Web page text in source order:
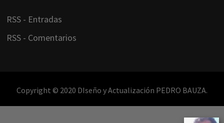
RSS - Entradas
RSS - Comentarios
Copyright © 2020 DIseño y Actualización PEDRO BAUZA.